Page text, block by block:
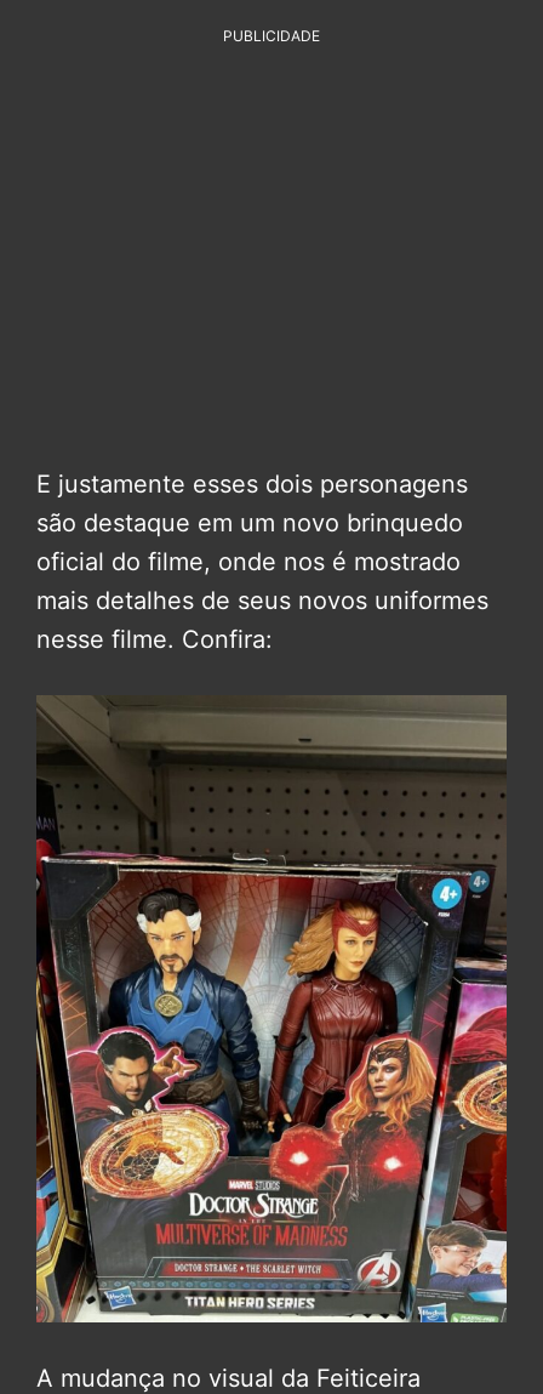
PUBLICIDADE
E justamente esses dois personagens
são destaque em um novo brinquedo
oficial do filme, onde nos é mostrado
mais detalhes de seus novos uniformes
nesse filme. Confira:
A mudança no visual da Feiticeira